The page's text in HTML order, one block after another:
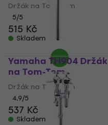
Držák na Tom-Tom
5/5
515 Kč
Skladem
Yamaha TH904 Držák
na Tom-Tom
Držák na Tom-Tom
4,9/5
537 Kč
Skladem